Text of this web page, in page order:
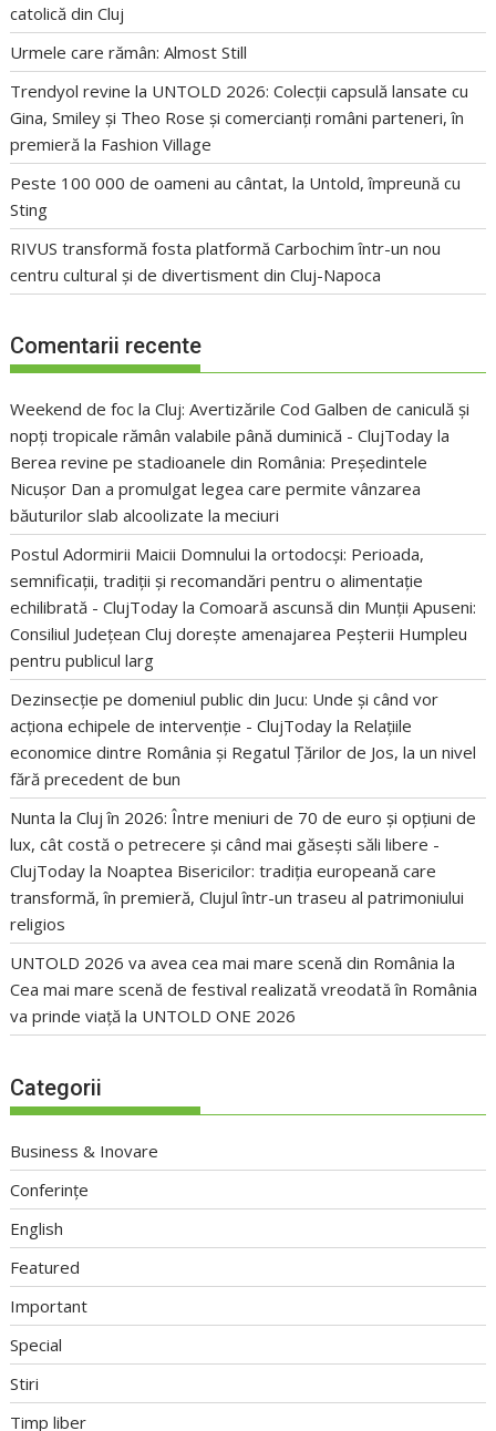
catolică din Cluj
Urmele care rămân: Almost Still
Trendyol revine la UNTOLD 2026: Colecții capsulă lansate cu
Gina, Smiley și Theo Rose și comercianți români parteneri, în
premieră la Fashion Village
Peste 100 000 de oameni au cântat, la Untold, împreună cu
Sting
RIVUS transformă fosta platformă Carbochim într-un nou
centru cultural și de divertisment din Cluj-Napoca
Comentarii recente
Weekend de foc la Cluj: Avertizările Cod Galben de caniculă și
nopți tropicale rămân valabile până duminică - ClujToday la
Berea revine pe stadioanele din România: Președintele
Nicușor Dan a promulgat legea care permite vânzarea
băuturilor slab alcoolizate la meciuri
Postul Adormirii Maicii Domnului la ortodocși: Perioada,
semnificații, tradiții și recomandări pentru o alimentație
echilibrată - ClujToday laComoară ascunsă din Munții Apuseni:
Consiliul Județean Cluj dorește amenajarea Peșterii Humpleu
pentru publicul larg
Dezinsecție pe domeniul public din Jucu: Unde și când vor
acționa echipele de intervenție - ClujToday la Relațiile
economice dintre România și Regatul Țărilor de Jos, la un nivel
fără precedent de bun
Nunta la Cluj în 2026: Între meniuri de 70 de euro și opțiuni de
lux, cât costă o petrecere și când mai găsești săli libere -
ClujToday la Noaptea Bisericilor: tradiția europeană care
transformă, în premieră, Clujul într-un traseu al patrimoniului
religios
UNTOLD 2026 va avea cea mai mare scenă din România la
Cea mai mare scenă de festival realizată vreodată în România
va prinde viață la UNTOLD ONE 2026
Categorii
Business & Inovare
Conferințe
English
Featured
Important
Special
Stiri
Timp liber